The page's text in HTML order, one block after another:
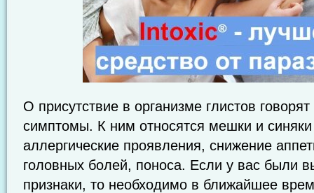
О присутствие в организме глистов
симптомы. К ним относятся мешки и
аллергические проявления, снижение
головных болей, поноса. Если у вас были
признаки, то необходимо в ближайшее